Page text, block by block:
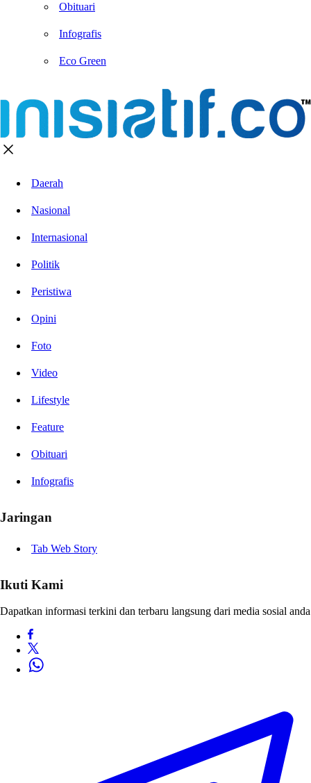
Obituari
Infografis
Eco Green
Daerah
Nasional
Internasional
Politik
Peristiwa
Opini
Foto
Video
Lifestyle
Feature
Obituari
Infografis
Jaringan
Tab Web Story
Ikuti Kami
Dapatkan informasi terkini dan terbaru langsung dari media sosial anda